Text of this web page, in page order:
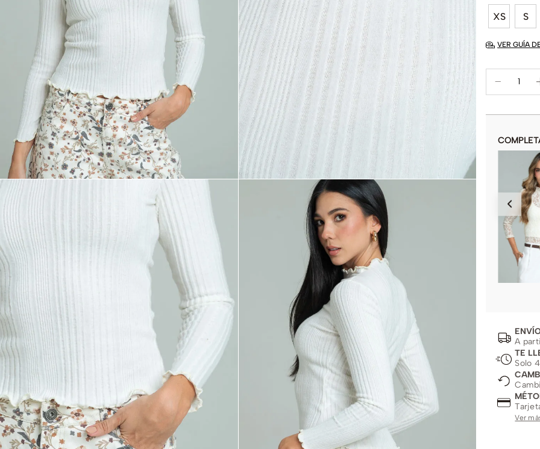
XS S
VER GUÍA
BUZO MEREL
$ 89
COLOR
A
TE
Solo
Ver